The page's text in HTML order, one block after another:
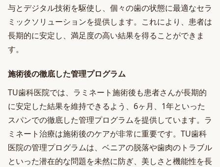
与とデジタル技術を駆使し、個々の歯の状態に最適なセラ
ミックソリューションを提供します。これにより、患者は
長期的に安定し、満足度の高い結果を得ることができま
す。
施術後の徹底した管理プログラム
TU歯科医院では、ラミネート施術後も患者さんが長期的
に安定した結果を維持できるよう、6ヶ月、1年といった
スパンでの徹底した管理プログラムを提供しています。ラ
ミネート治療は施術後のケアが非常に重要です。TU歯科
医院の管理プログラムは、ベニアの脱落や歯肉のトラブル
といった潜在的な問題を未然に防ぎ、美しさと機能性を長